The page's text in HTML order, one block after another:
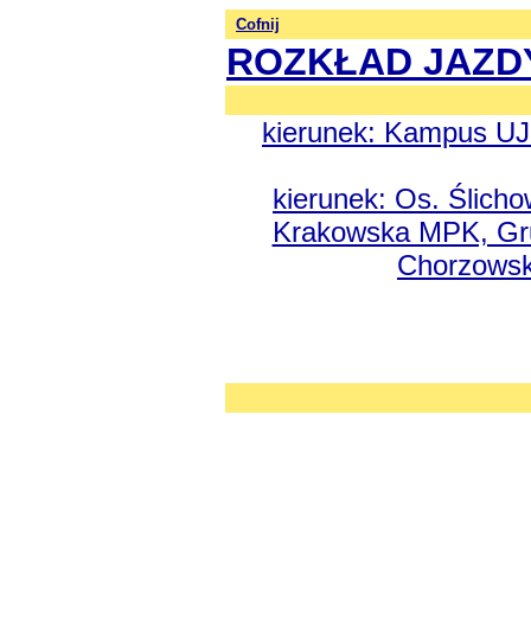
Cofnij
ROZKŁAD
kierunek: Kampus
kierunek: Os.
Krakowska MPK,